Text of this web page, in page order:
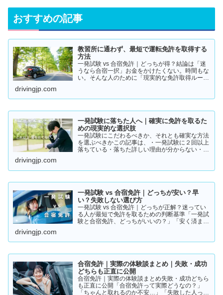
おすすめの記事
教習所に通わず、最短で運転免許を取得する
方法
一発試験 vs 合宿免許｜どっちが得？結論は「迷
うなら合宿一択」お金をかけたくない。時間もな
い。そんな人のために「現実的な免許取得ルー
2つです。・一発試験…
drivingjp.com
一発試験に落ちた人へ｜確実に免許を取るた
めの現実的な選択肢
一発試験にこだわるべきか、それとも確実な方法
を選ぶべきかこの記事は、・一発試験に２回以上
落ちている・落ちた詳しい理由が分からない・こ
らに何回も落ちる・数…
drivingjp.com
一発試験 vs 合宿免許｜どっちが安い？早
い？失敗しない選び方
一発試験 vs 合宿免許｜どっちが正解？迷ってい
る人が最短で免許を取るための判断基準「一発試
験と合宿免許、どっちがいいの？」「安く済ませ
と、人によって最適…
drivingjp.com
合宿免許｜実際の体験談まとめ｜失敗・成功
どちらも正直に公開
合宿免許｜実際の体験談まとめ失敗・成功どちら
も正直に公開「合宿免許って実際どうなの？」
「ちゃんと取れるのか不安…」「失敗した人って